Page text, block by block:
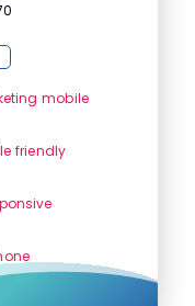
mobile
friendly